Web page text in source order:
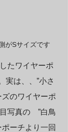
がSサイズです
たワイヤーポ
実は、、”小さ
ズのワイヤーポ
写真の　”白鳥
ーチより一回